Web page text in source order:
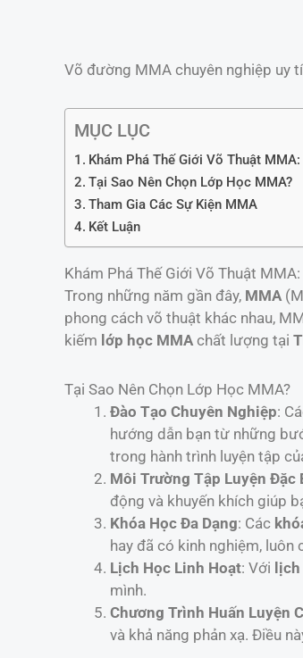
Võ đường MMA chuyên nghiệp uy
MỤC LỤC
Khám Phá Thế Giới Võ Thuật
Tại Sao Nên Chọn Lớp Học MMA?
Tham Gia Các Sự Kiện MMA
Kết Luận
Khám Phá Thế Giới Võ Thuật
Trong những năm gần đây, MMA
phong cách võ thuật khác nhau,
kiếm lớp học MMA chất lượng tại
Tại Sao Nên Chọn Lớp Học MMA?
Đào Tạo Chuyên Nghiệp:
hướng dẫn bạn từ những
trong hành trình luyện tập
Môi Trường Tập Luyện Đặc
động và khuyến khích giúp
Khóa Học Đa Dạng: Các
hay đã có kinh nghiệm, luôn
Lịch Học Linh Hoạt: Với lịch
mình.
Chương Trình Huấn Luyện
và khả năng phản xạ. Điều